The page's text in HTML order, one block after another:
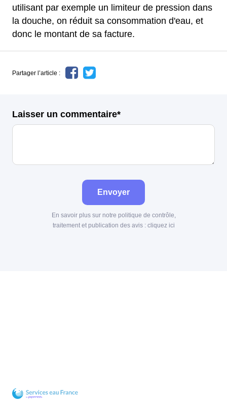
utilisant par exemple un limiteur de pression dans
la douche, on réduit sa consommation d'eau, et
donc le montant de sa facture.
Partager l’article :
Laisser un commentaire*
Envoyer
En savoir plus sur notre politique de contrôle,
traitement et publication des avis : cliquez ici